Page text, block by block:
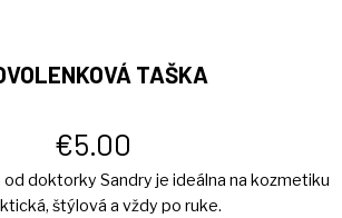
TAŠKA
€5.00
doktorky Sandry je ideálna na kozmetiku
štýlová a vždy po ruke.